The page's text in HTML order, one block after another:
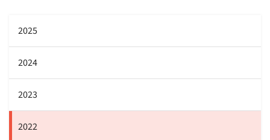
2025
2024
2023
2022